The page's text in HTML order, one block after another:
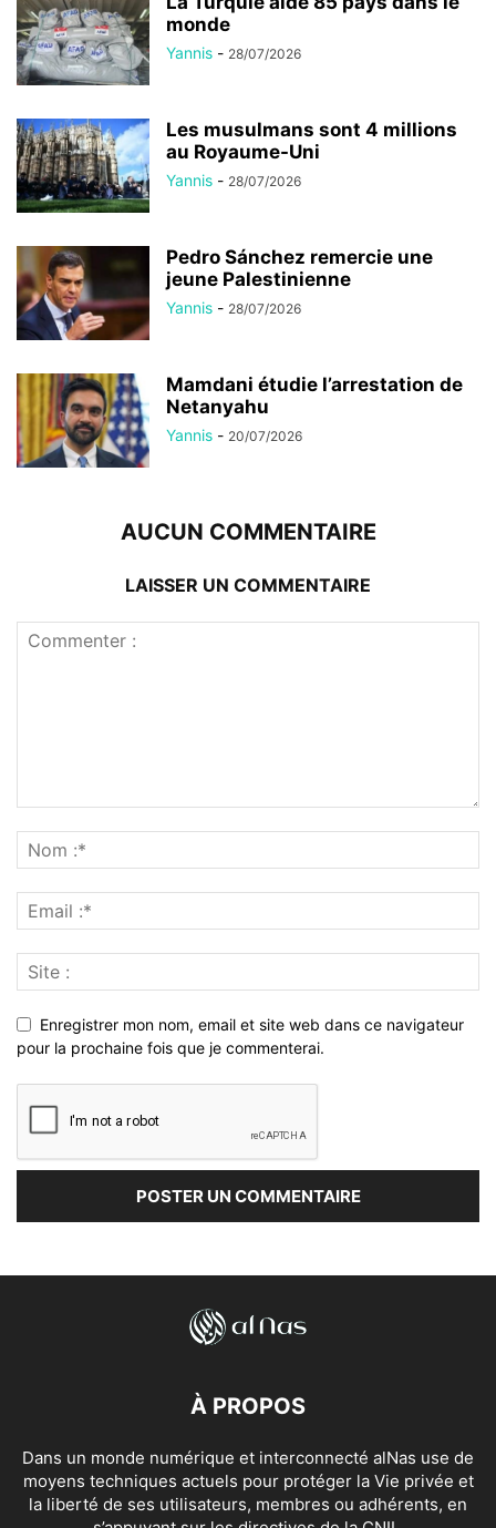
monde
Yannis - 28/07/2026
Les musulmans sont 4 millions
au Royaume-Uni
Yannis - 28/07/2026
Pedro Sánchez remercie une
jeune Palestinienne
Yannis - 28/07/2026
Mamdani étudie l’arrestation de
Netanyahu
Yannis - 20/07/2026
AUCUN COMMENTAIRE
LAISSER UN COMMENTAIRE
Enregistrer mon nom, email et site web dans ce navigateur
pour la prochaine fois que je commenterai.
À PROPOS
Dans un monde numérique et interconnecté alNas use de
moyens techniques actuels pour protéger la Vie privée et
la liberté de ses utilisateurs, membres ou adhérents, en